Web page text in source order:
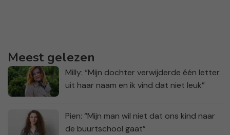
Meest gelezen
Milly: “Mijn dochter verwijderde één letter
uit haar naam en ik vind dat niet leuk”
Pien: “Mijn man wil niet dat ons kind naar
de buurtschool gaat”